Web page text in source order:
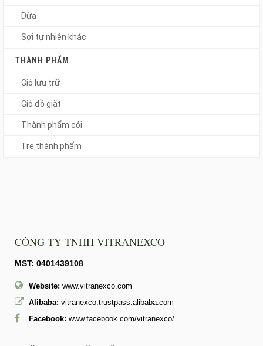
Dừa
Sợi tự nhiên khác
THÀNH PHẨM
Giỏ lưu trữ
Giỏ đồ giặt
Thành phẩm cói
Tre thành phẩm
CÔNG TY TNHH VITRANEXCO
MST: 0401439108
Website: www.vitranexco.com
Alibaba: vitranexco.trustpass.alibaba.com
Facebook: www.facebook.com/vitranexco/